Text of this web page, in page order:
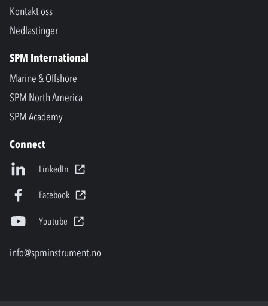
Kontakt oss
Nedlastinger
SPM International
Marine & Offshore
SPM North America
SPM Academy
Connect
LinkedIn
Facebook
Youtube
info@spminstrument.no